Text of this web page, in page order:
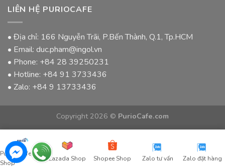
LIÊN HỆ PURIOCAFE
• Địa chỉ: 166 Nguyễn Trãi, P.Bến Thành, Q.1, Tp.HCM
• Email: duc.pham@ingol.vn
• Phone: +84 28 39250231
• Hotline: +84 91 3733436
• Zalo: +84 9 13733436
Copyright 2026 © PurioCafe.com
Purio Coffee
Shop
Lazada Shop Shopee Shop Zalo tư vấn Zalo đặt hàng